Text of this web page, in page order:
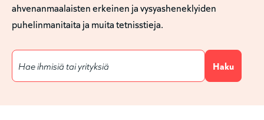
ahvenanmaalaisten erkeinen ja vysyasheneklyiden
puhelinmanitaita ja muita tetnisstieja.